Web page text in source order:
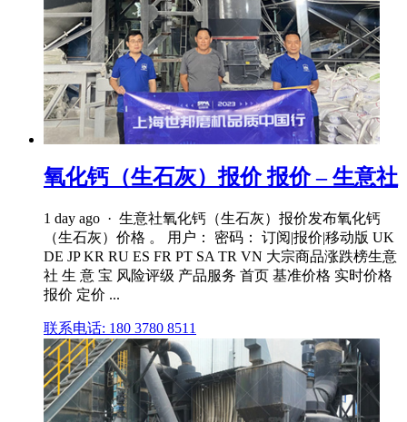
氧化钙（生石灰）报价 报价 – 生意社
1 day ago · 生意社氧化钙（生石灰）报价发布氧化钙
（生石灰）价格 。 用户： 密码： 订阅|报价|移动版 UK
DE JP KR RU ES FR PT SA TR VN 大宗商品涨跌榜生意
社 生 意 宝 风险评级 产品服务 首页 基准价格 实时价格
报价 定价 ...
联系电话: 180 3780 8511